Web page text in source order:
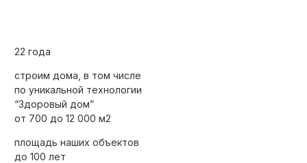
22 года
строим дома, в том числе
по уникальной технологии
“Здоровый дом”
от 700 до 12 000 м2
площадь наших объектов
до 100 лет